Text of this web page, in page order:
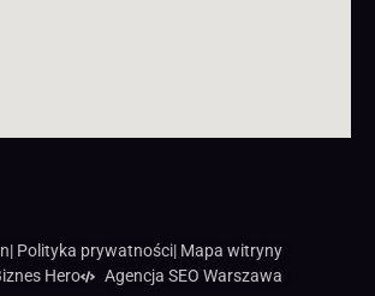
| Polityka prywatności| Mapa witryny
Hero Agencja SEO Warszawa